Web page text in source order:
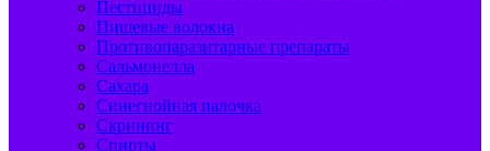
Пестициды
Пищевые волокна
Противопаразитарные препараты
Сальмонелла
Сахара
Синегнойная палочка
Скрининг
Спирты